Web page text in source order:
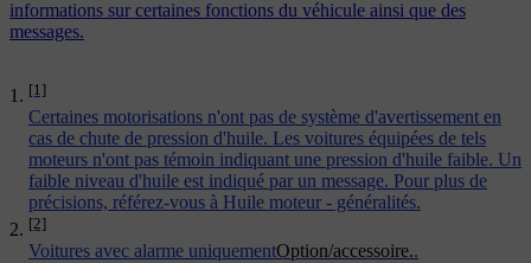
[1]
Certaines motorisations n'ont pas de système d'avertissement en
cas de chute de pression d'huile. Les voitures équipées de tels
moteurs n'ont pas témoin indiquant une pression d'huile faible. Un
faible niveau d'huile est indiqué par un message. Pour plus de
précisions, référez-vous à Huile moteur - généralités.
[2]
Voitures avec alarme uniquementOption/accessoire..
informations sur certaines fonctions du véhicule ainsi que des
messages.